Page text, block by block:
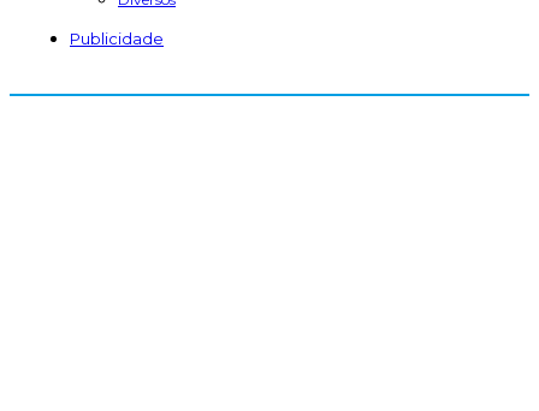
Publicidade